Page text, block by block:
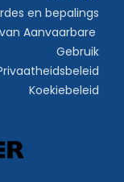
en bepalings
Aanvaarbare
Gebruik
Koekiebeleid